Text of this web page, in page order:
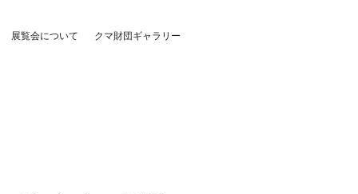
展覧会について クマ財団ギャラリー